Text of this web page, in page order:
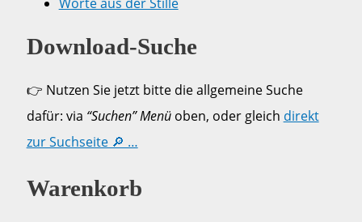
Worte aus der Stille
Download-Suche
👉 Nutzen Sie jetzt bitte die allgemeine Suche
dafür: via “Suchen” Menüoben, oder gleich direkt
zur Suchseite 🔎 …
Warenkorb